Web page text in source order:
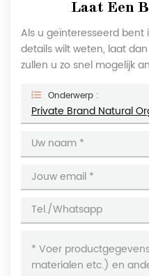
Laat Een
Als u geïnteresseerd
details wilt weten, laat
zullen u zo snel mogelijk
Onderwerp :